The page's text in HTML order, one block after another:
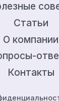
Статьи
О компании
Контакты